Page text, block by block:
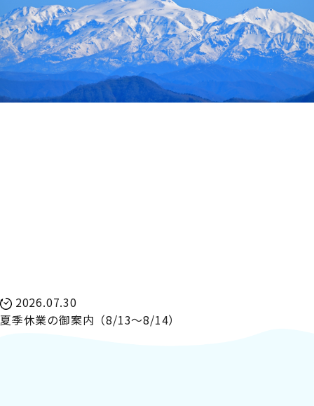
2026.07.30
夏季休業の御案内（8/13～8/14）